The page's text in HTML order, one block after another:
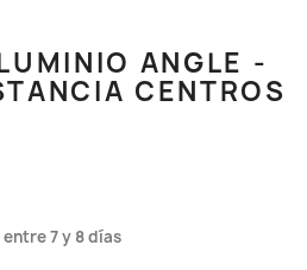
ANGLE -
CENTROS
7 y 8 días